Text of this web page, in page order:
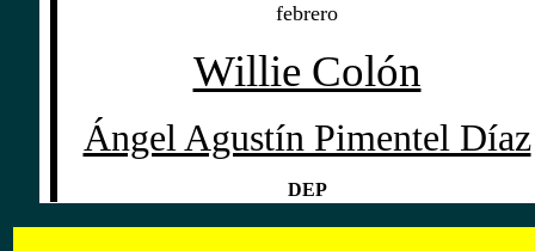
febrero
Willie Colón
Ángel Agustín Pimentel Díaz
DEP